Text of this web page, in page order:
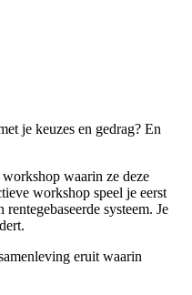
je keuzes en gedrag? En
waarin ze deze
workshop speel je eerst
systeem. Je
eruit waarin